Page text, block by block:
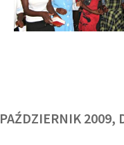
PAŹDZIERNIK 2009,